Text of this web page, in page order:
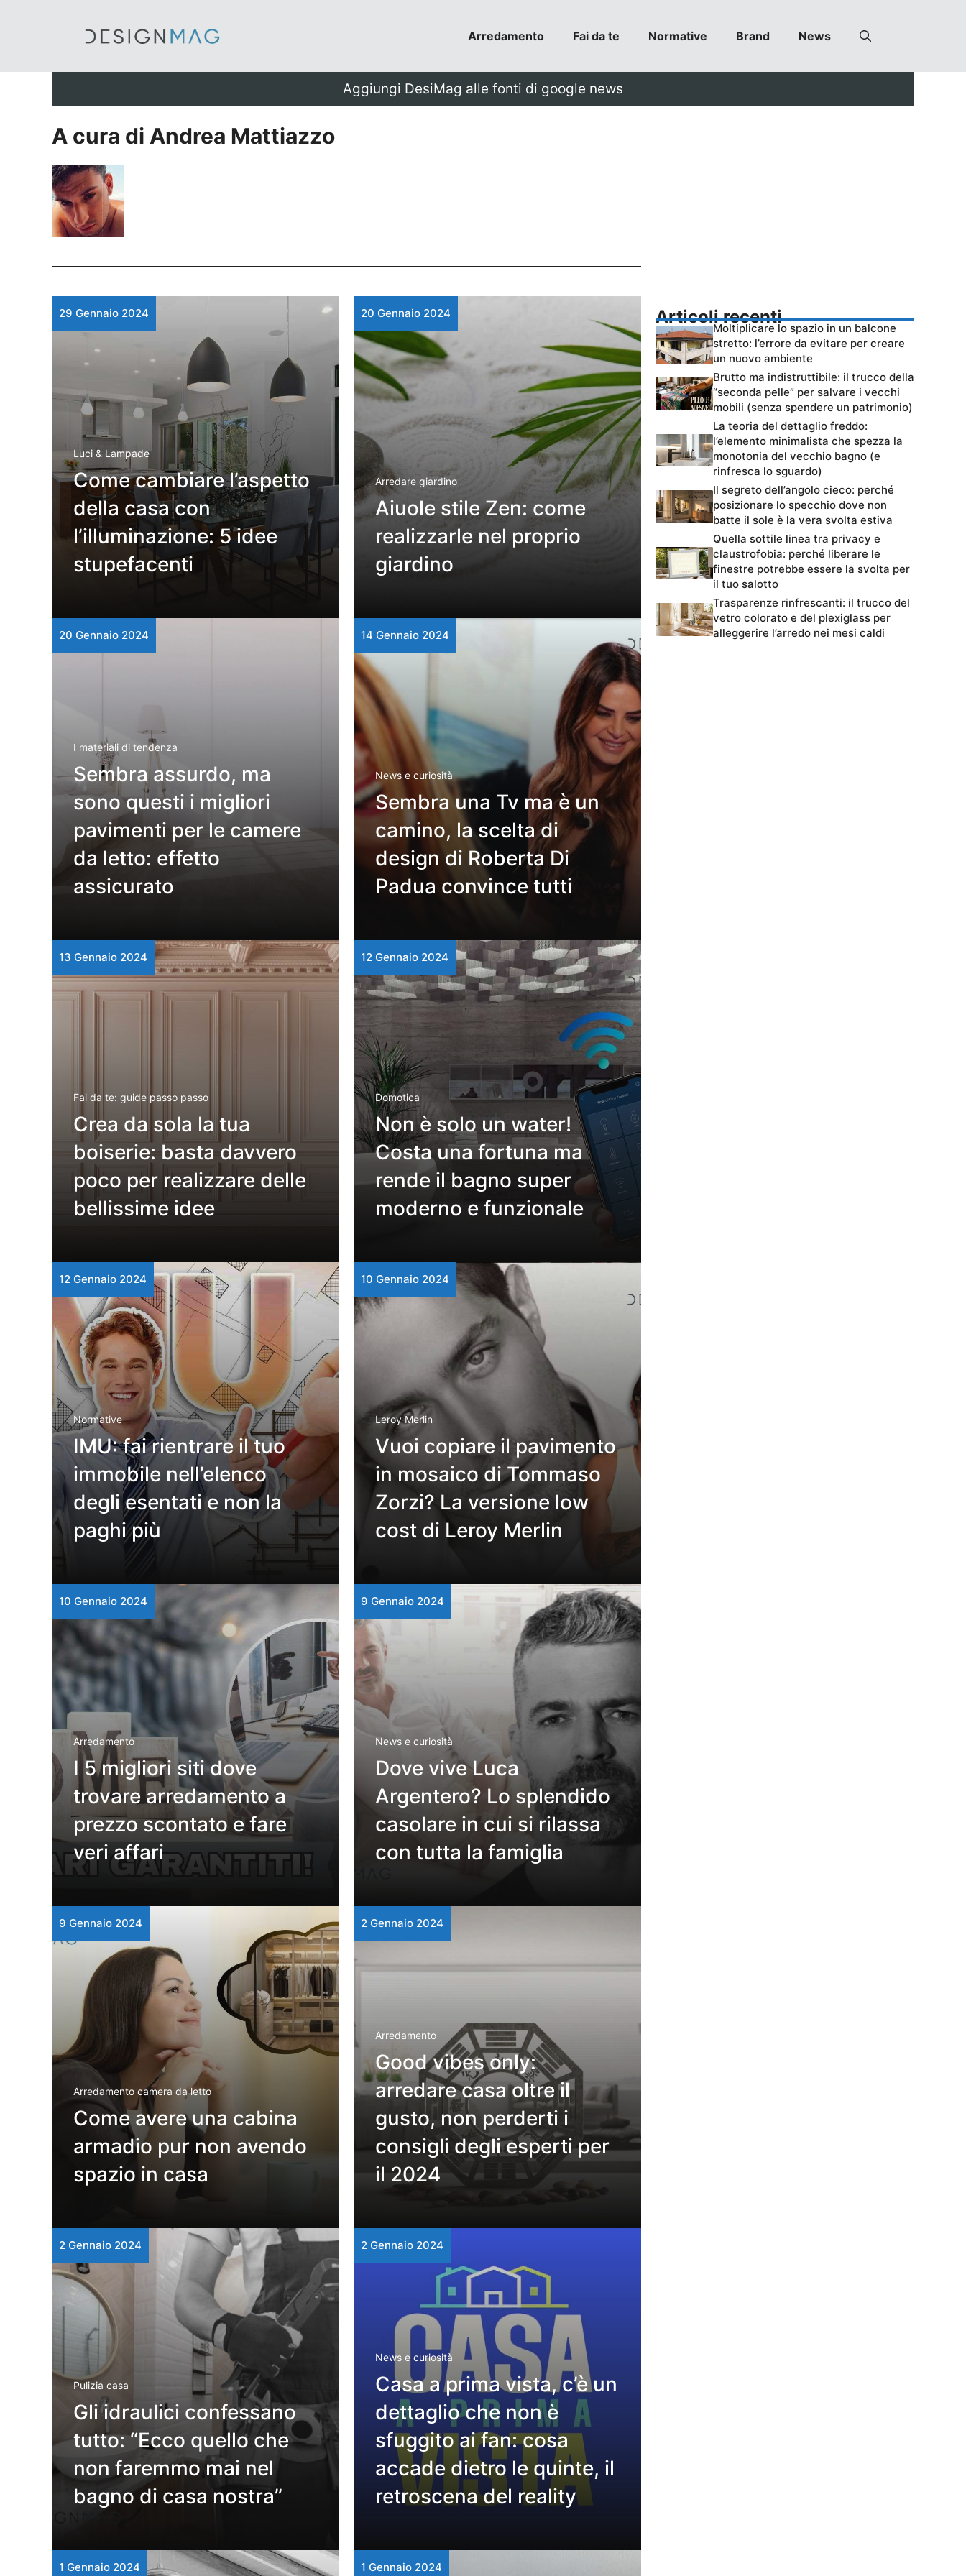
Arredamento Fai da te Normative Brand News
Aggiungi DesiMag alle fonti di google news
A cura di Andrea Mattiazzo
29 Gennaio 2024
Luci & Lampade
Come cambiare l’aspetto
della casa con
l’illuminazione: 5 idee
stupefacenti
20 Gennaio 2024
Arredare giardino
Aiuole stile Zen: come
realizzarle nel proprio
giardino
20 Gennaio 2024
I materiali di tendenza
Sembra assurdo, ma
sono questi i migliori
pavimenti per le camere
da letto: effetto
assicurato
14 Gennaio 2024
News e curiosità
Sembra una Tv ma è un
camino, la scelta di
design di Roberta Di
Padua convince tutti
13 Gennaio 2024
Fai da te: guide passo passo
Crea da sola la tua
boiserie: basta davvero
poco per realizzare delle
bellissime idee
12 Gennaio 2024
Domotica
Non è solo un water!
Costa una fortuna ma
rende il bagno super
moderno e funzionale
12 Gennaio 2024
Normative
IMU: fai rientrare il tuo
immobile nell’elenco
degli esentati e non la
paghi più
10 Gennaio 2024
Leroy Merlin
Vuoi copiare il pavimento
in mosaico di Tommaso
Zorzi? La versione low
cost di Leroy Merlin
10 Gennaio 2024
Arredamento
I 5 migliori siti dove
trovare arredamento a
prezzo scontato e fare
veri affari
9 Gennaio 2024
News e curiosità
Dove vive Luca
Argentero? Lo splendido
casolare in cui si rilassa
con tutta la famiglia
9 Gennaio 2024
Arredamento camera da letto
Come avere una cabina
armadio pur non avendo
spazio in casa
2 Gennaio 2024
Arredamento
Good vibes only:
arredare casa oltre il
gusto, non perderti i
consigli degli esperti per
il 2024
2 Gennaio 2024
Pulizia casa
Gli idraulici confessano
tutto: “Ecco quello che
non faremmo mai nel
bagno di casa nostra”
2 Gennaio 2024
News e curiosità
Casa a prima vista, c’è un
dettaglio che non è
sfuggito ai fan: cosa
accade dietro le quinte, il
retroscena del reality
1 Gennaio 2024 1 Gennaio 2024
Articoli recenti
Moltiplicare lo spazio in un balcone
stretto: l’errore da evitare per creare
un nuovo ambiente
Brutto ma indistruttibile: il trucco della
“seconda pelle” per salvare i vecchi
mobili (senza spendere un patrimonio)
La teoria del dettaglio freddo:
l’elemento minimalista che spezza la
monotonia del vecchio bagno (e
rinfresca lo sguardo)
Il segreto dell’angolo cieco: perché
posizionare lo specchio dove non
batte il sole è la vera svolta estiva
Quella sottile linea tra privacy e
claustrofobia: perché liberare le
finestre potrebbe essere la svolta per
il tuo salotto
Trasparenze rinfrescanti: il trucco del
vetro colorato e del plexiglass per
alleggerire l’arredo nei mesi caldi